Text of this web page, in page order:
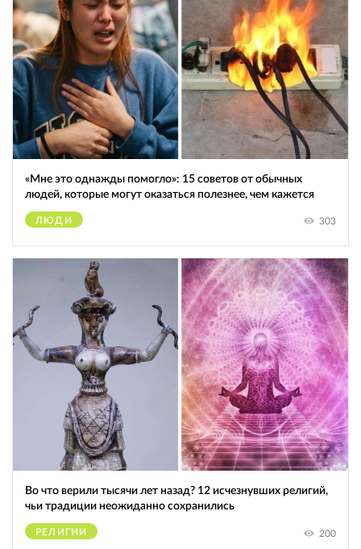
«Мне это однажды помогло»: 15 советов от обычных
людей, которые могут оказаться полезнее, чем кажется
ЛЮДИ 303
Во что верили тысячи лет назад? 12 исчезнувших религий,
чьи традиции неожиданно сохранились
РЕЛИГИИ 200